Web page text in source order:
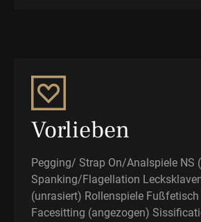
Vorlieben
Pegging/ Strap On/Analspiele NS
Spanking/Flagellation
(unrasiert) Rollenspiele
Facesitting (angezogen)